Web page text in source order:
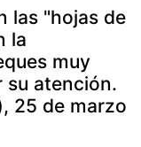
las "hojas de
la
muy
su atención.
25 de marzo